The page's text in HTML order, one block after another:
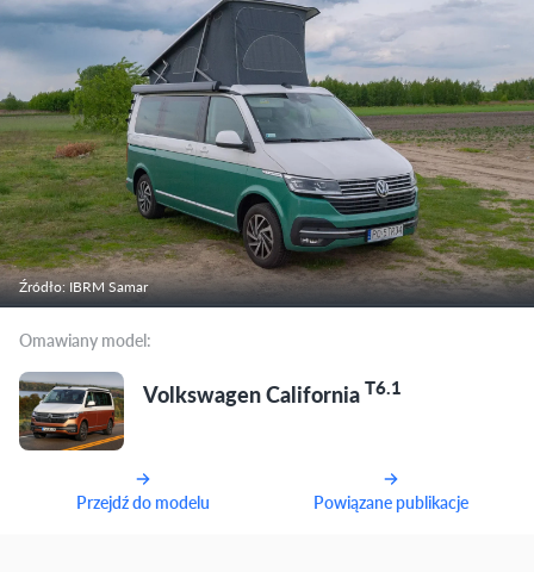
Źródło: IBRM Samar
Omawiany model:
Volkswagen CaliforniaT6.1
Przejdź do modelu Powiązane publikacje